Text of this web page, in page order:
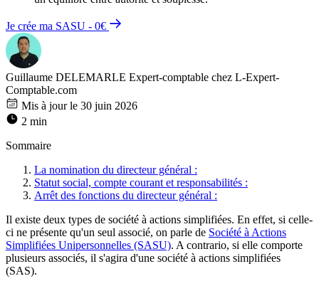
Je crée ma SASU - 0€
Guillaume DELEMARLE Expert-comptable chez L-Expert-
Comptable.com
Mis à jour le 30 juin 2026
2 min
Sommaire
La nomination du directeur général :
Statut social, compte courant et responsabilités :
Arrêt des fonctions du directeur général :
Il existe deux types de société à actions simplifiées. En effet, si celle-
ci ne présente qu'un seul associé, on parle de Société à Actions
Simplifiées Unipersonnelles (SASU). A contrario, si elle comporte
plusieurs associés, il s'agira d'une société à actions simplifiées
(SAS).